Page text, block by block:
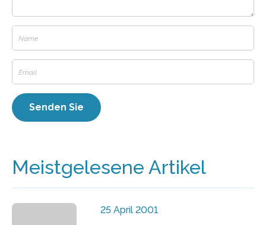
Meistgelesene Artikel
25 April 2001